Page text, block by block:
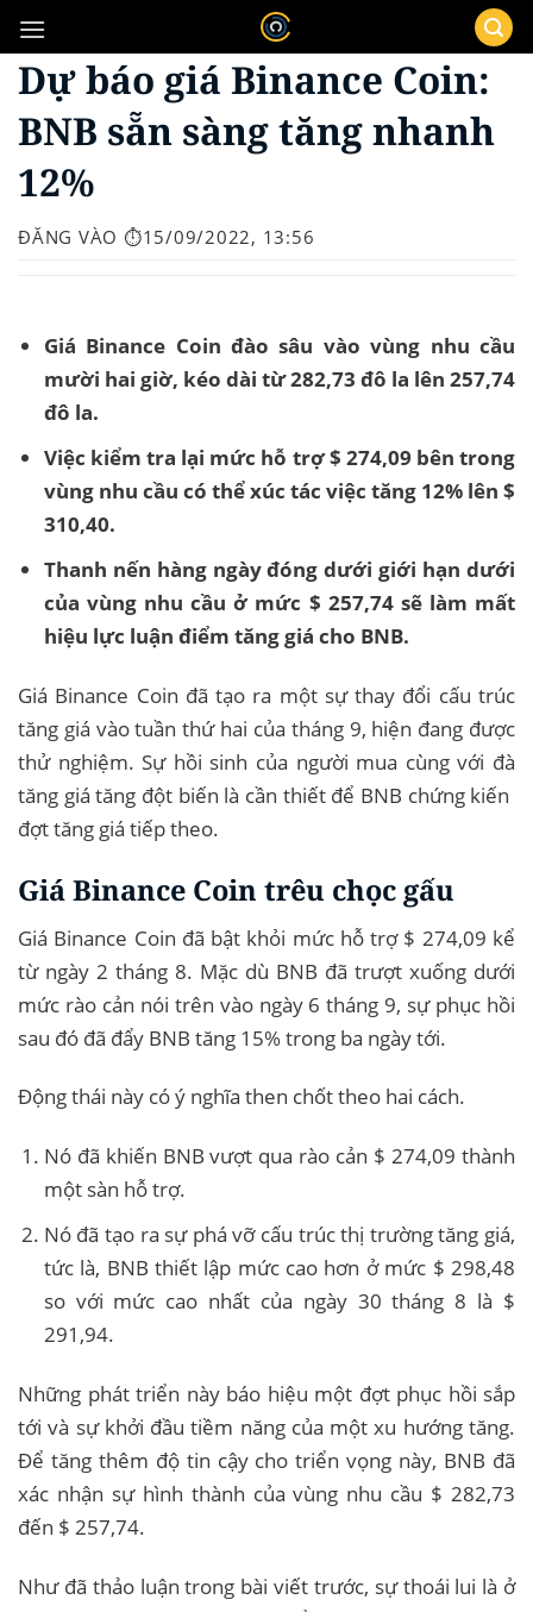
qua
nội
Dự báo giá Binance Coin:
BNB sẵn sàng tăng nhanh
12%
ĐĂNG VÀO ⏱️15/09/2022, 13:56
Giá Binance Coin đào sâu vào vùng nhu cầu
mười hai giờ, kéo dài từ 282,73 đô la lên 257,74
đô la.
Việc kiểm tra lại mức hỗ trợ $ 274,09 bên trong
vùng nhu cầu có thể xúc tác việc tăng 12% lên $
310,40.
Thanh nến hàng ngày đóng dưới giới hạn dưới
của vùng nhu cầu ở mức $ 257,74 sẽ làm mất
hiệu lực luận điểm tăng giá cho BNB.
Giá Binance Coin đã tạo ra một sự thay đổi cấu trúc
tăng giá vào tuần thứ hai của tháng 9, hiện đang được
thử nghiệm. Sự hồi sinh của người mua cùng với đà
tăng giá tăng đột biến là cần thiết để BNB chứng kiến ​​
đợt tăng giá tiếp theo.
Giá Binance Coin trêu chọc gấu
Giá Binance Coin đã bật khỏi mức hỗ trợ $ 274,09 kể
từ ngày 2 tháng 8. Mặc dù BNB đã trượt xuống dưới
mức rào cản nói trên vào ngày 6 tháng 9, sự phục hồi
sau đó đã đẩy BNB tăng 15% trong ba ngày tới.
Động thái này có ý nghĩa then chốt theo hai cách.
Nó đã khiến BNB vượt qua rào cản $ 274,09 thành
một sàn hỗ trợ.
Nó đã tạo ra sự phá vỡ cấu trúc thị trường tăng giá,
tức là, BNB thiết lập mức cao hơn ở mức $ 298,48
so với mức cao nhất của ngày 30 tháng 8 là $
291,94.
Những phát triển này báo hiệu một đợt phục hồi sắp
tới và sự khởi đầu tiềm năng của một xu hướng tăng.
Để tăng thêm độ tin cậy cho triển vọng này, BNB đã
xác nhận sự hình thành của vùng nhu cầu $ 282,73
đến $ 257,74.
Như đã thảo luận trong bài viết trước, sự thoái lui là ở